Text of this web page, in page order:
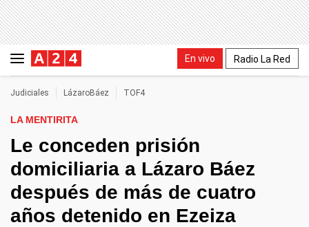
En vivo Radio La Red
Judiciales LázaroBáez TOF4
LA MENTIRITA
Le conceden prisión
domiciliaria a Lázaro Báez
después de más de cuatro
años detenido en Ezeiza